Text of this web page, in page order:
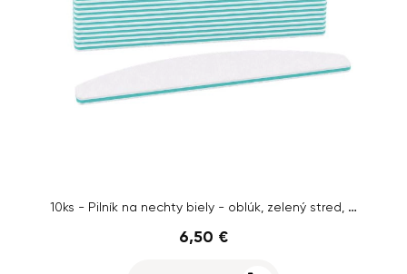
10ks - Pilník na nechty biely - oblúk, zelený stred, 100/180
6,50 €